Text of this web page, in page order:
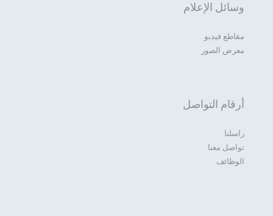
وسائل الإعلام
مقاطع فيديو
معرض الصور
أرقام التواصل
راسلنا
تواصل معنا
الوظائف